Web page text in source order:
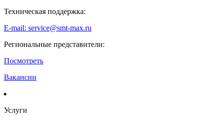
Техническая поддержка:
E-mail: service@smt-max.ru
Региональные представители:
Посмотреть
Вакансии
Услуги